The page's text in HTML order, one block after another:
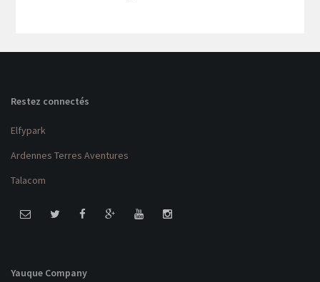
Restez connectés
Elfypark
Ardennes Terres Aventures
Talacom
Yauque Company